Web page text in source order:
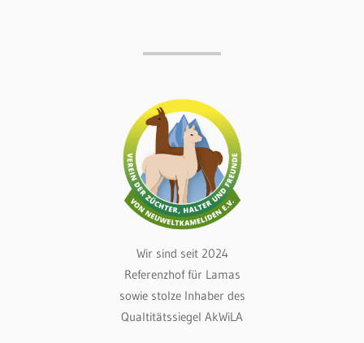
Wir sind seit 2024
Referenzhof für Lamas
sowie stolze Inhaber des
Qualtitätssiegel AkWiLA